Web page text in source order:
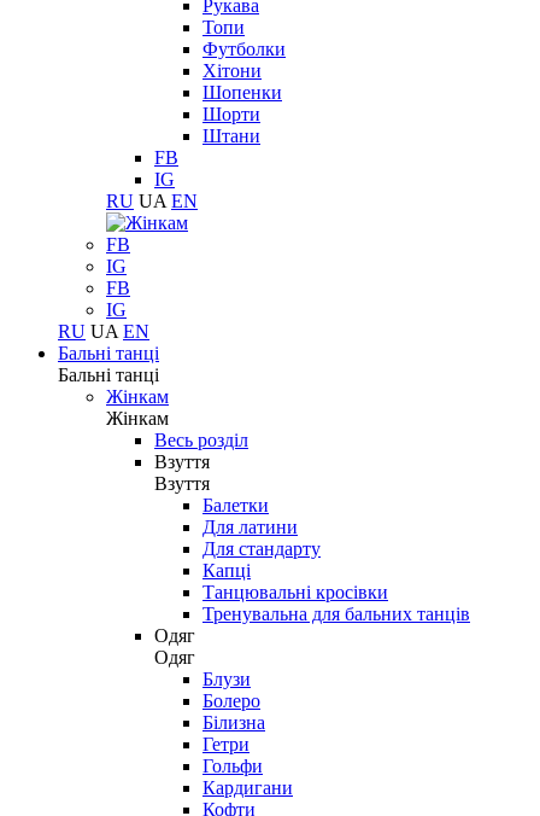
Рукава
Топи
Футболки
Хітони
Шопенки
Шорти
Штани
FB
IG
RU UA EN
FB
IG
FB
IG
RU UA EN
Бальні танці
Бальні танці
Жінкам
Жінкам
Весь розділ
Взуття
Взуття
Балетки
Для латини
Для стандарту
Капці
Танцювальні кросівки
Тренувальна для бальних танців
Одяг
Одяг
Блузи
Болеро
Білизна
Гетри
Гольфи
Кардигани
Кофти